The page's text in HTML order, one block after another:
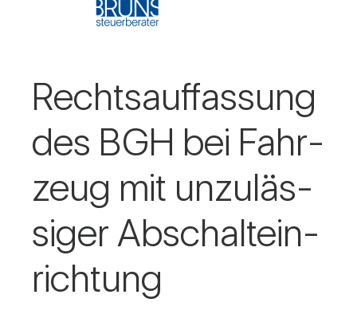
Rechts­auf­fas­sung
des BGH bei Fahr­
zeug mit unzu­läs­
siger Abschalt­ein­
rich­tung